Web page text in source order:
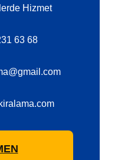
Hizmet
63 68